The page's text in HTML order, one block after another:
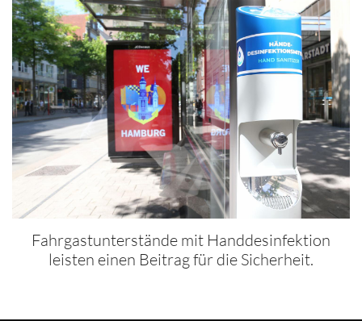
Fahrgastunterstände mit Handdesinfektion
leisten einen Beitrag für die Sicherheit.